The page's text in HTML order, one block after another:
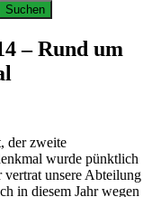
– Rund um
der zweite
wurde pünktlich
unsere Abteilung
in diesem Jahr wegen